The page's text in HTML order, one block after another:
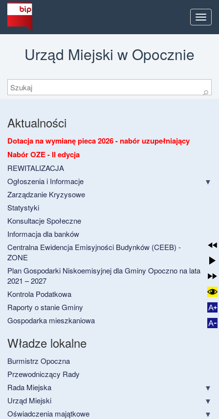
Menu
Urząd Miejski w Opocznie
Szukaj
⚲
Aktualności
Dotacja na wymianę pieca 2026 - nabór uzupełniający
Nabór OZE - II edycja
REWITALIZACJA
Ogłoszenia i Informacje
Zarządzanie Kryzysowe
Statystyki
Konsultacje Społeczne
Informacja dla banków
Centralna Ewidencja Emisyjności Budynków (CEEB) -
ZONE
Plan Gospodarki Niskoemisyjnej dla Gminy Opoczno na lata
2021 – 2027
Kontrola Podatkowa
Raporty o stanie Gminy
Gospodarka mieszkaniowa
Władze lokalne
Burmistrz Opoczna
Przewodniczący Rady
Rada Miejska
Urząd Miejski
Oświadczenia majątkowe